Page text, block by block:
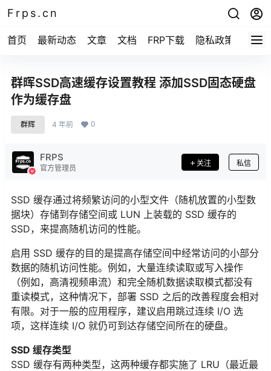
Frps.cn
首页 最新动态 文章 文档 FRP下载 隐私政策
群晖SSD高速缓存设置教程 添加SSD固态硬盘
作为缓存盘
群辉 4 年前 0
FRPS
官方管理员
关注 私信
SSD 缓存通过将频繁访问的小型文件（随机放置的小型数
据块）存储到存储空间或 LUN 上装载的 SSD 缓存的
SSD，来提高随机访问的性能。
启用 SSD 缓存的目的是提高存储空间中经常访问的小部分
数据的随机访问性能。例如，大量连续读取或写入操作
（例如，高清视频串流）和完全随机数据读取模式都没有
重读模式，这种情况下，部署 SSD 之后的改善程度会相对
有限。对于一般的应用程序，建议启用跳过连续 I/O 选
项，这样连续 I/O 就仍可到达存储空间所在的硬盘。
SSD 缓存类型
SSD 缓存有两种类型，这两种缓存都实施了 LRU（最近最